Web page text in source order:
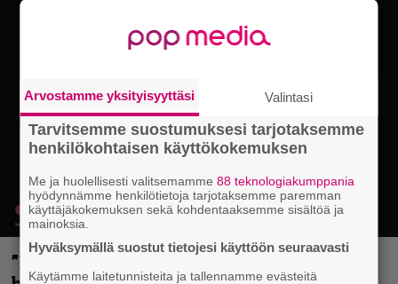
”Mitalini näyttää ihan plektralta” –
Arvostamme yksityisyyttäsi Valintasi
Tarvitsemme suostumuksesi tarjotaksemme
henkilökohtaisen käyttökokemuksen
Me ja huolellisesti valitsemamme88 teknologiakumppania
hyödynnämme henkilötietoja tarjotaksemme paremman
käyttäjäkokemuksen sekä kohdentaaksemme sisältöä ja
mainoksia.
Hyväksymällä suostut tietojesi käyttöön seuraavasti
Käytämme laitetunnisteita ja tallennamme evästeitä